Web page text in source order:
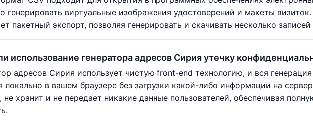
генерировать виртуальные изображения удостоверений и макеты
пакетный экспорт, позволяя генерировать и скачивать несколько
использование генератора адресов Сирия утечку
адресов Сирия использует чистую front-end технологию, и вся
локально в вашем браузере без загрузки какой-либо информации на
не хранит и не передает никакие данные пользователей, обеспечивая